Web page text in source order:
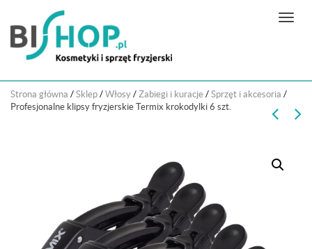
N
g
a
Strona główna / Sklep / Włosy / Zabiegi i kuracje / Sprzęt i akcesoria /
Profesjonalne klipsy fryzjerskie Termix krokodylki 6 szt.